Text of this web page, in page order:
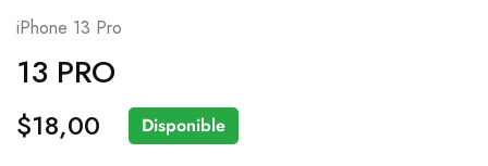
iPhone 13 Pro
13 PRO
$18,00 Disponible